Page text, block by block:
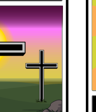
के पुत्र की मां हैं। इसे
साल 25 मार्च को मनाया